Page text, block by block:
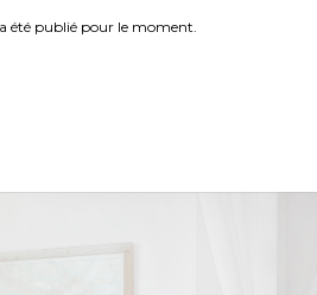
été publié pour le moment.